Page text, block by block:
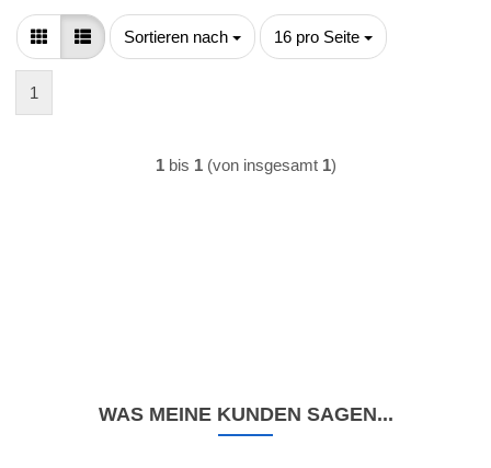
Sortieren nach
Sortieren nach 16 pro Seite
pro Seite
1
1bis 1(von insgesamt 1)
WAS MEINE KUNDEN SAGEN...